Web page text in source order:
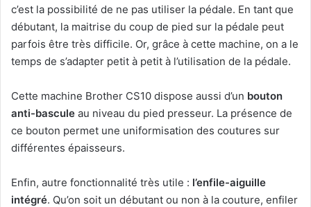
c’est la possibilité de ne pas utiliser la pédale. En tant que
débutant, la maitrise du coup de pied sur la pédale peut
parfois être très difficile. Or, grâce à cette machine, on a le
temps de s’adapter petit à petit à l’utilisation de la pédale.
Cette machine Brother CS10 dispose aussi d’un bouton
anti-bascule au niveau du pied presseur. La présence de
ce bouton permet une uniformisation des coutures sur
différentes épaisseurs.
Enfin, autre fonctionnalité très utile : l’enfile-aiguille
intégré. Qu’on soit un débutant ou non à la couture, enfiler